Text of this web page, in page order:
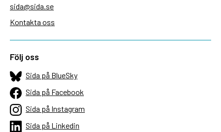
sida@sida.se
Kontakta oss
Följ oss
Sida på BlueSky
Sida på Facebook
Sida på Instagram
Sida på Linkedin